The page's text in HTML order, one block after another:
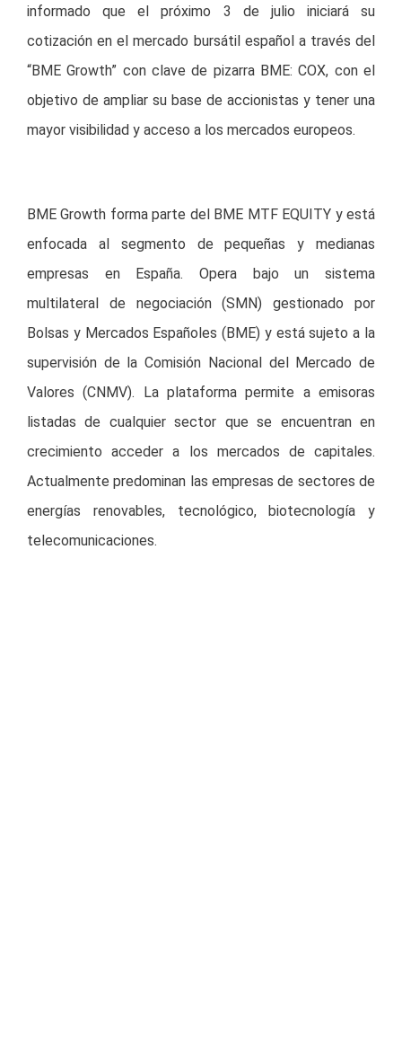
informado que el próximo 3 de julio iniciará su
cotización en el mercado bursátil español a través del
“BME Growth” con clave de pizarra BME: COX, con el
objetivo de ampliar su base de accionistas y tener una
mayor visibilidad y acceso a los mercados europeos.
BME Growth forma parte del BME MTF EQUITY y está
enfocada al segmento de pequeñas y medianas
empresas en España. Opera bajo un sistema
multilateral de negociación (SMN) gestionado por
Bolsas y Mercados Españoles (BME) y está sujeto a la
supervisión de la Comisión Nacional del Mercado de
Valores (CNMV). La plataforma permite a emisoras
listadas de cualquier sector que se encuentran en
crecimiento acceder a los mercados de capitales.
Actualmente predominan las empresas de sectores de
energías renovables, tecnológico, biotecnología y
telecomunicaciones.